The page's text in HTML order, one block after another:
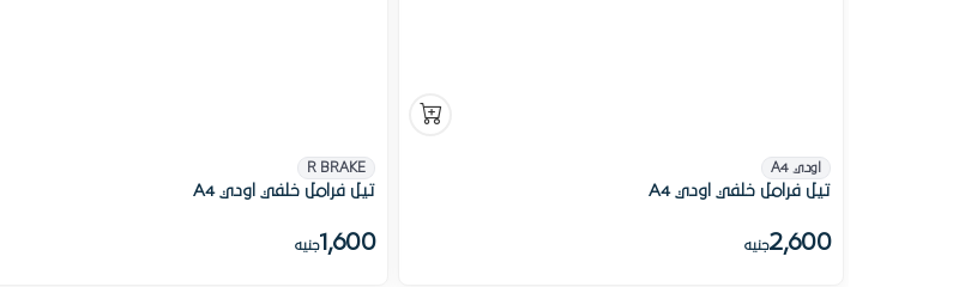
اودي A4
تيل فرامل خلفي اودي A4
2,600جنيه
R BRAKE
تيل فرامل خلفي اودي A4
1,600جنيه